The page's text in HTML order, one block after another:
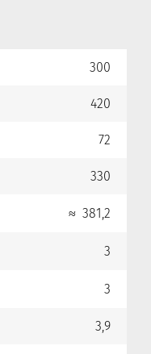
300
420
72
330
≈ 381,2
3
3
3,9